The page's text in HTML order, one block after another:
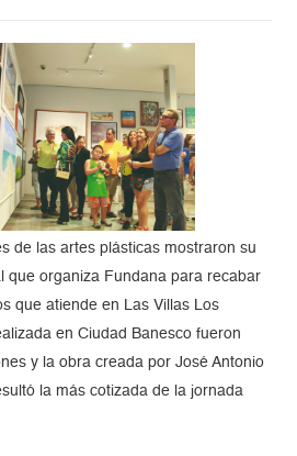
de las artes plásticas mostraron su
que organiza Fundana para recabar
que atiende en Las Villas Los
en Ciudad Banesco fueron
y la obra creada por José Antonio
la más cotizada de la jornada